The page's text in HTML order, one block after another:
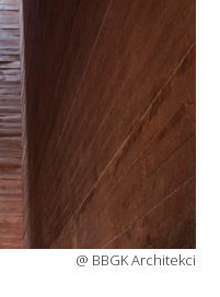
@ BBGK Architekci